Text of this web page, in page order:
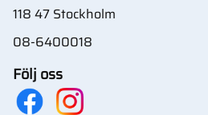
118 47 Stockholm
08-6400018
Följ oss